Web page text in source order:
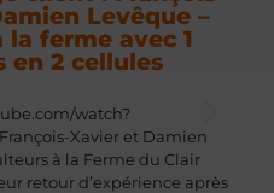
Levêque –
la ferme avec 1
en 2 cellules
watch?
François-Xavier et Damien
à la Ferme du Clair
retour d’expérience après